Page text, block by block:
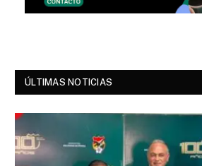
ÚLTIMAS NOTICIAS